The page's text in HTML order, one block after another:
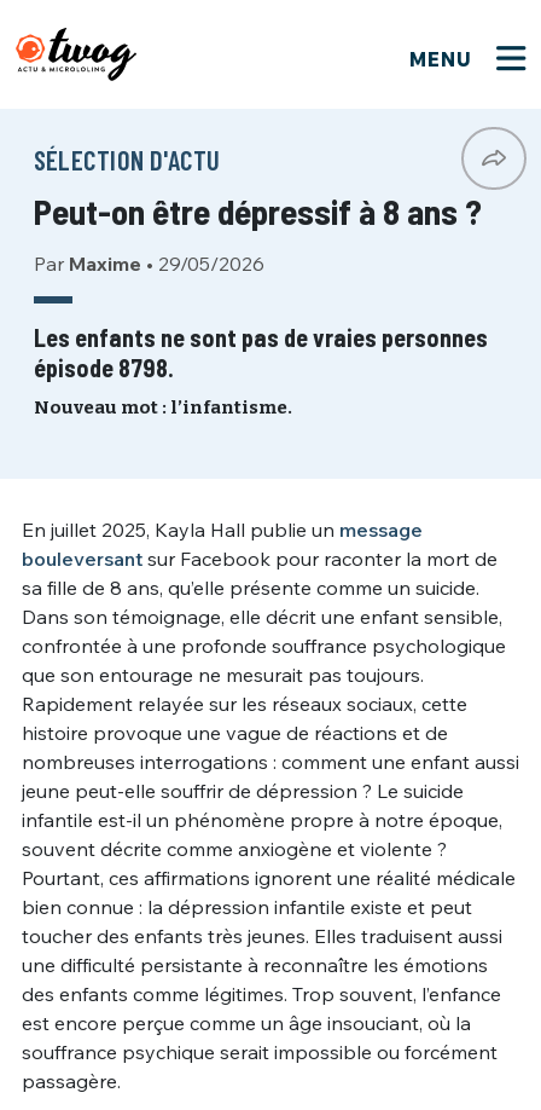
MENU
SÉLECTION D'ACTU
Peut-on être dépressif à 8 ans ?
Par Maxime • 29/05/2026
Les enfants ne sont pas de vraies personnes
épisode 8798.
Nouveau mot : l’infantisme.
En juillet 2025, Kayla Hall publie un message
bouleversantsur Facebook pour raconter la mort de
sa fille de 8 ans, qu’elle présente comme un suicide.
Dans son témoignage, elle décrit une enfant sensible,
confrontée à une profonde souffrance psychologique
que son entourage ne mesurait pas toujours.
Rapidement relayée sur les réseaux sociaux, cette
histoire provoque une vague de réactions et de
nombreuses interrogations : comment une enfant aussi
jeune peut-elle souffrir de dépression ? Le suicide
infantile est-il un phénomène propre à notre époque,
souvent décrite comme anxiogène et violente ?
Pourtant, ces affirmations ignorent une réalité médicale
bien connue : la dépression infantile existe et peut
toucher des enfants très jeunes. Elles traduisent aussi
une difficulté persistante à reconnaître les émotions
des enfants comme légitimes. Trop souvent, l’enfance
est encore perçue comme un âge insouciant, où la
souffrance psychique serait impossible ou forcément
passagère.
Bienvenue !
PSEUDO*
PASSWORD *
JE M'INSCRIS
Connexion
PSEUDO
CONNEXION
VOTRE PARTICIPATION
Que souhaitez-vous proposer ?
Quelques tweets
Ma propre sélection
ME CONNECTER
Un Thread
C'EST PARTI